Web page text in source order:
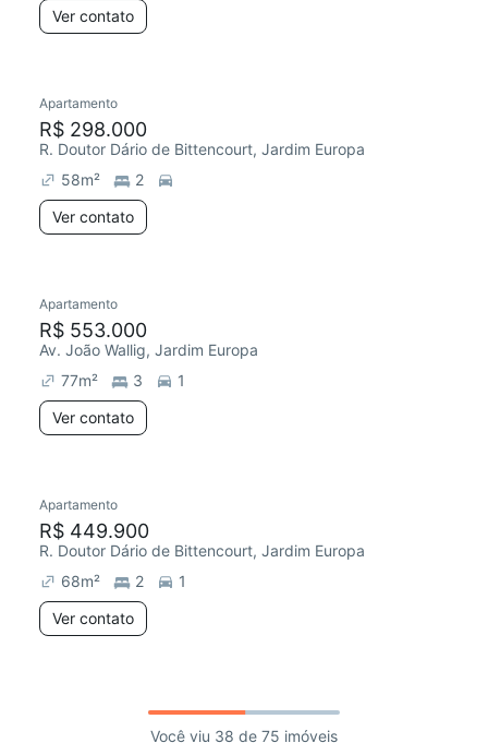
Ver contato
Apartamento
R$ 298.000
R. Doutor Dário de Bittencourt, Jardim Europa
58m²
2
Ver contato
Apartamento
R$ 553.000
Av. João Wallig, Jardim Europa
77m² 3
1
Ver contato
Apartamento
R$ 449.900
R. Doutor Dário de Bittencourt, Jardim Europa
68m² 2
1
Ver contato
Você viu 38 de 75 imóveis